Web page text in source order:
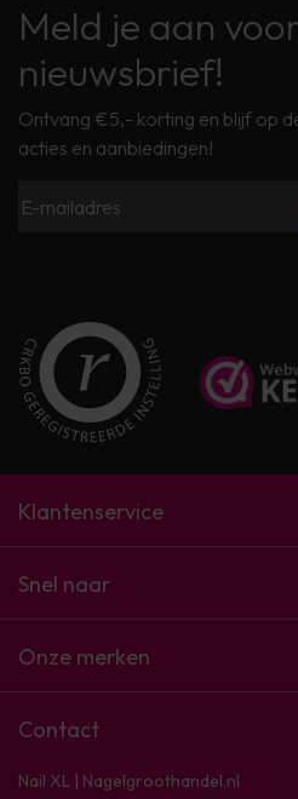
Meld je aan
nieuwsbrief!
Ontvang €5,- korting en blijf op
acties en aanbiedingen!
Klantenservice
Snel naar
Onze merken
Contact
Nail XL | Nagelgroothandel.nl